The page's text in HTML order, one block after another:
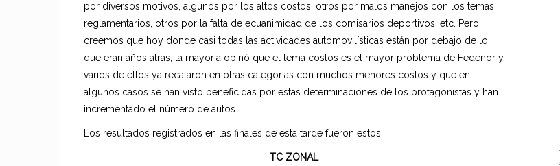
por diversos motivos, algunos por los altos costos, otros por malos manejos con los temas
reglamentarios, otros por la falta de ecuanimidad de los comisarios deportivos, etc. Pero
creemos que hoy donde casi todas las actividades automovilísticas están por debajo de lo
que eran años atrás, la mayoría opinó que el tema costos es el mayor problema de Fedenor y
varios de ellos ya recalaron en otras categorías con muchos menores costos y que en
algunos casos se han visto beneficidas por estas determinaciones de los protagonistas y han
incrementado el número de autos.
Los resultados registrados en las finales de esta tarde fueron estos:
TC ZONAL